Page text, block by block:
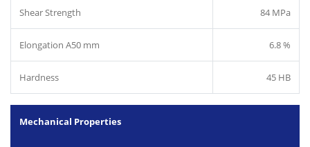
Shear Strength 84 MPa
Elongation A50 mm 6.8 %
Hardness 45 HB
Mechanical Properties